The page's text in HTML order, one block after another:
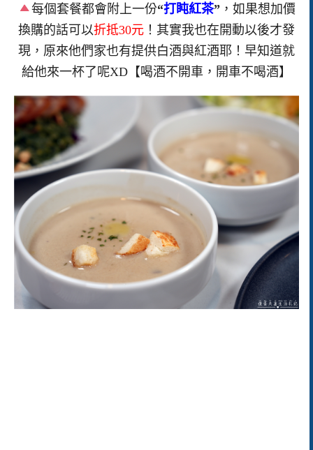
每個套餐都會附上一份“打盹紅茶” ，如果想加價
換購的話可以折抵30元 ！其實我也在開動以後才發
現，原來他們家也有提供白酒與紅酒耶！早知道就
給他來一杯了呢XD【喝酒不開車，開車不喝酒】